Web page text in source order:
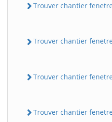
Trouver chantier fenetre
Trouver chantier fenetre
Trouver chantier fenetre
Trouver chantier fenetre